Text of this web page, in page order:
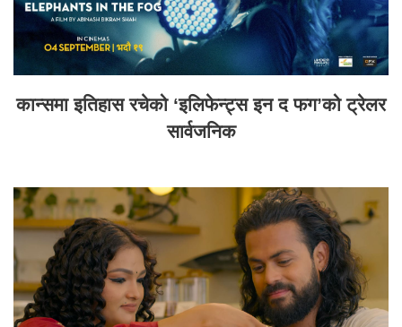
कान्समा इतिहास रचेको ‘इलिफेन्ट्स इन द फग’को ट्रेलर
सार्वजनिक